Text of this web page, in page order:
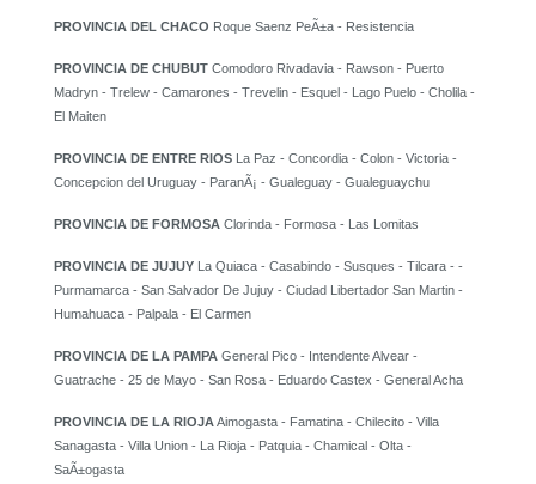
PROVINCIA DEL CHACO Roque Saenz PeÃ±a - Resistencia
PROVINCIA DE CHUBUT Comodoro Rivadavia - Rawson - Puerto
Madryn - Trelew - Camarones - Trevelin - Esquel - Lago Puelo - Cholila -
El Maiten
PROVINCIA DE ENTRE RIOS La Paz - Concordia - Colon - Victoria -
Concepcion del Uruguay - ParanÃ¡ - Gualeguay - Gualeguaychu
PROVINCIA DE FORMOSA Clorinda - Formosa - Las Lomitas
PROVINCIA DE JUJUY La Quiaca - Casabindo - Susques - Tilcara - -
Purmamarca - San Salvador De Jujuy - Ciudad Libertador San Martin -
Humahuaca - Palpala - El Carmen
PROVINCIA DE LA PAMPA General Pico - Intendente Alvear -
Guatrache - 25 de Mayo - San Rosa - Eduardo Castex - General Acha
PROVINCIA DE LA RIOJAAimogasta - Famatina - Chilecito - Villa
Sanagasta - Villa Union - La Rioja - Patquia - Chamical - Olta -
SaÃ±ogasta